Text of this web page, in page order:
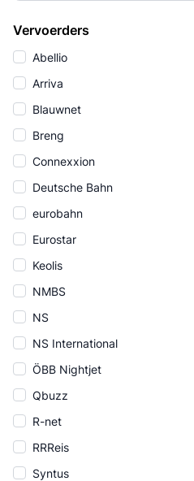
Vervoerders
Abellio
Arriva
Blauwnet
Breng
Connexxion
Deutsche Bahn
eurobahn
Eurostar
Keolis
NMBS
NS
NS International
ÖBB Nightjet
Qbuzz
R-net
RRReis
Syntus